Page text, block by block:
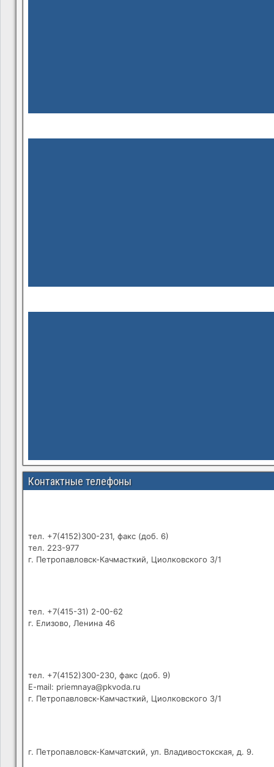
Контактные телефоны
тел. +7(4152)300-231, факс (доб. 6)
тел. 223-977
г. Петропавловск-Качмасткий, Циолковского 3/1
тел. +7(415-31) 2-00-62
г. Елизово, Ленина 46
тел. +7(4152)300-230, факс (доб. 9)
E-mail: priemnaya@pkvoda.ru
г. Петропавловск-Камчасткий, Циолковского 3/1
г. Петропавловск-Камчатский, ул. Владивостокская, д. 9.